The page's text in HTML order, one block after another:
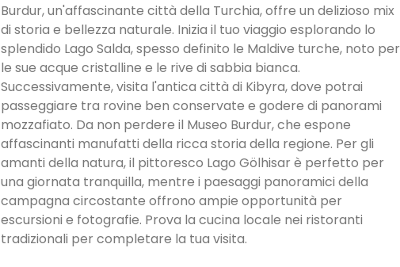
Burdur, un'affascinante città della Turchia, offre un delizioso mix
di storia e bellezza naturale. Inizia il tuo viaggio esplorando lo
splendido Lago Salda, spesso definito le Maldive turche, noto per
le sue acque cristalline e le rive di sabbia bianca.
Successivamente, visita l'antica città di Kibyra, dove potrai
passeggiare tra rovine ben conservate e godere di panorami
mozzafiato. Da non perdere il Museo Burdur, che espone
affascinanti manufatti della ricca storia della regione. Per gli
amanti della natura, il pittoresco Lago Gölhisar è perfetto per
una giornata tranquilla, mentre i paesaggi panoramici della
campagna circostante offrono ampie opportunità per
escursioni e fotografie. Prova la cucina locale nei ristoranti
tradizionali per completare la tua visita.